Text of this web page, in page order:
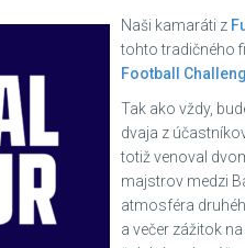
Naši kamaráti z
tohto tradičného
Football
Tak ako vždy,
dvaja z
totiž venoval
majstrov medzi
atmosféra
a večer zážitok